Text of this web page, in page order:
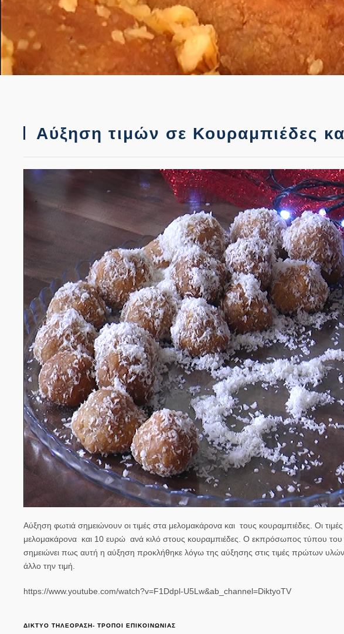
Αύξηση τιμών σε Κουραμπιέδες
Αύξηση φωτιά σημειώνουν οι τιμές στα μελομακάρονα και τους κουραμπιέδες. Οι
μελομακάρονα και 10 ευρώ ανά κιλό στους κουραμπιέδες. Ο εκπρόσωπος τύπου
σημειώνει πως αυτή η αύξηση προκλήθηκε λόγω της αύξησης στις τιμές πρώτων υλών
άλλο την τιμή.
https://www.youtube.com/watch?v=F1Ddpl-U5Lw&ab_channel=DiktyoTV
ΔΙΚΤΥΟ ΤΗΛΕΟΡΑΣΗ- ΤΡΟΠΟΙ ΕΠΙΚΟΙΝΩΝΙΑΣ